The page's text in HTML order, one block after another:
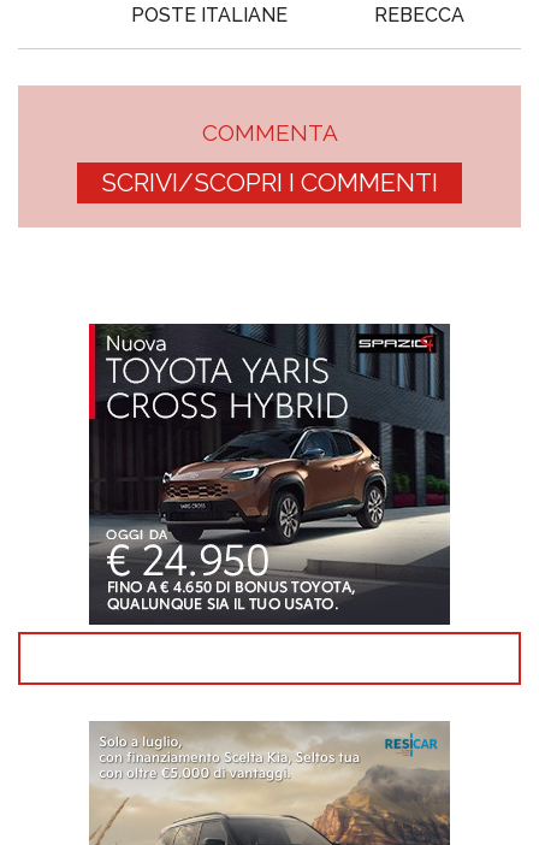
POSTE ITALIANE REBECCA
COMMENTA
SCRIVI/SCOPRI I COMMENTI